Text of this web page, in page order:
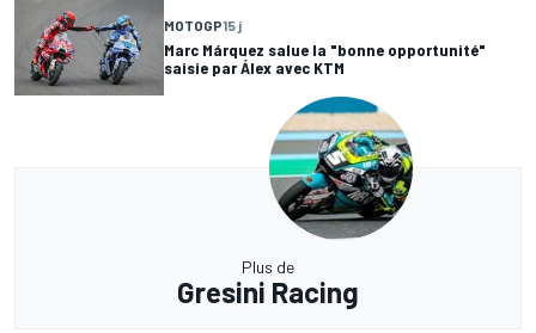
MOTOGP15 j
Marc Márquez salue la "bonne opportunité"
saisie par Álex avec KTM
Plus de
Gresini Racing